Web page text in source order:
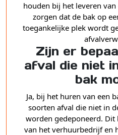
houden bij het leveren
zorgen dat de bak op
toegankelijke plek wordt
Zijn er
afval die niet
bak
Ja, bij het huren van een
soorten afval die niet in
worden gedeponeerd.
van het verhuurbedrijf en